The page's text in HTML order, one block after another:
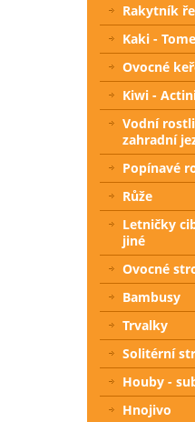
Rakytník
Kaki -
Ovocné
Kiwi -
Vodní
zahradní
Popínavé
Růže
Letničky
jiné
Ovocné
Bambusy
Trvalky
Solitérní
Houby -
Hnojivo